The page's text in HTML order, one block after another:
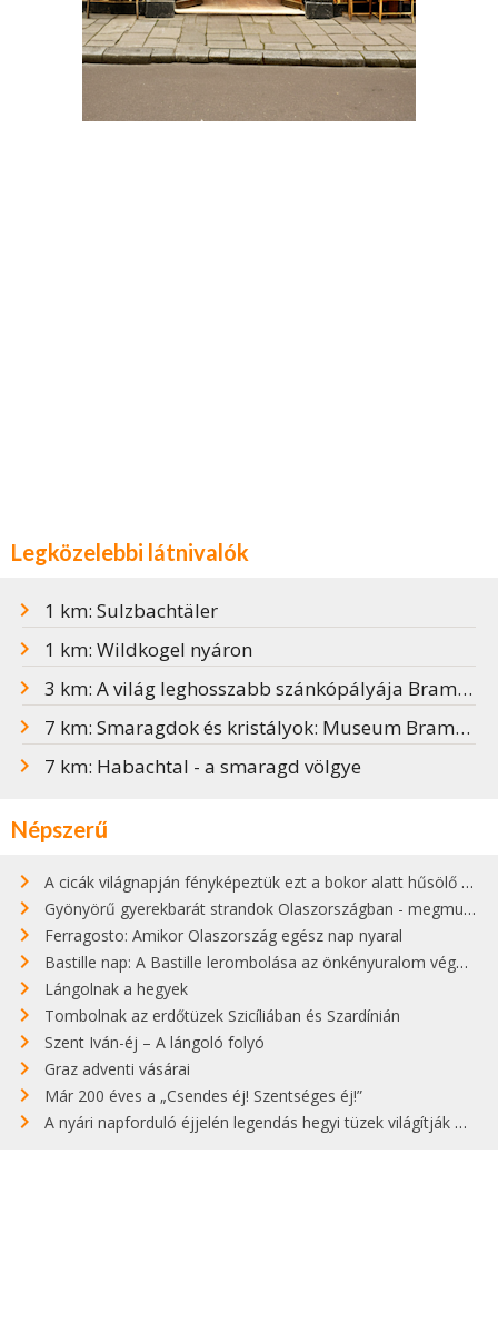
Legközelebbi látnivalók
1 km: Sulzbachtäler
1 km: Wildkogel nyáron
3 km: A világ leghosszabb szánkópályája Brambergben
7 km: Smaragdok és kristályok: Museum Bramberg
7 km: Habachtal - a smaragd völgye
Népszerű
A cicák világnapján fényképeztük ezt a bokor alatt hűsölő cicát Kisorosziban
Gyönyörű gyerekbarát strandok Olaszországban - megmutatjuk a 15 legjobbat
Ferragosto: Amikor Olaszország egész nap nyaral
Bastille nap: A Bastille lerombolása az önkényuralom végét jelentette
Lángolnak a hegyek
Tombolnak az erdőtüzek Szicíliában és Szardínián
Szent Iván-éj – A lángoló folyó
Graz adventi vásárai
Már 200 éves a „Csendes éj! Szentséges éj!”
A nyári napforduló éjjelén legendás hegyi tüzek világítják meg Zugspitzét